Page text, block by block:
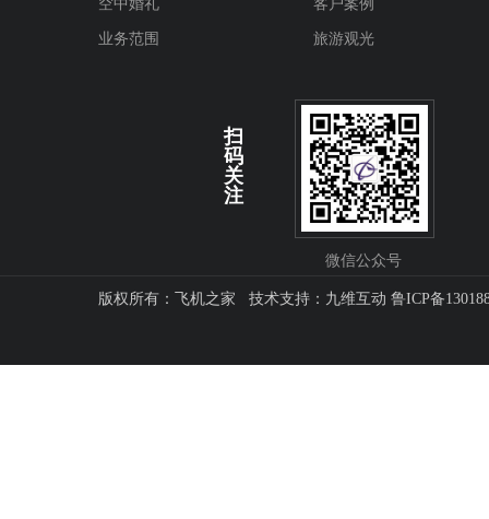
业务范围
旅游观光
扫
码
关
注
微信公众号
版权所有：飞机之家 技术支持： 九维互动 鲁ICP备